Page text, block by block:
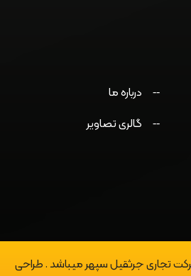
درباره ما
گالری تصاویر
تجاری جرثقیل سپهر میباشد . طراحی